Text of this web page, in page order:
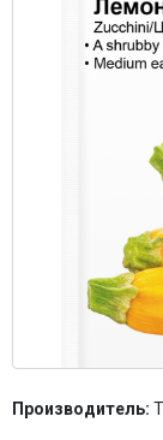
Медиа
Партнеры
Производитель: